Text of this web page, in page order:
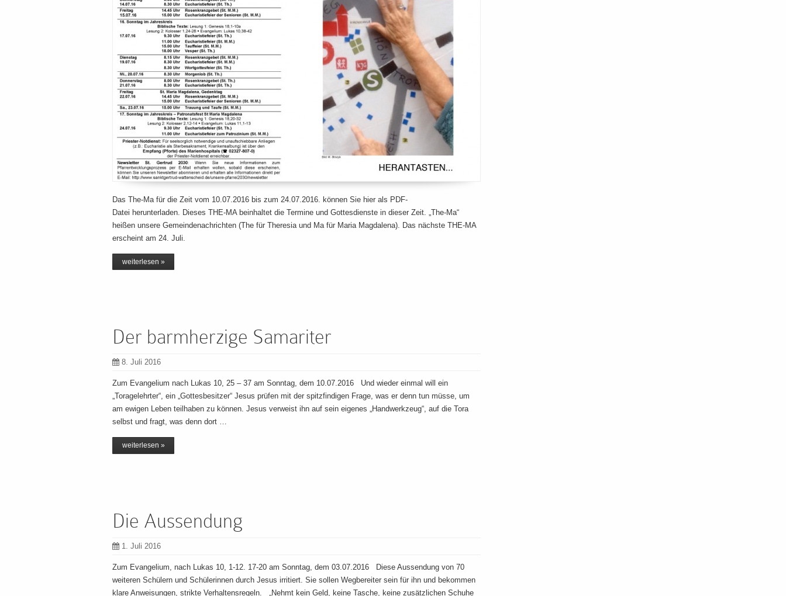
Das The-Ma für die Zeit vom 10.07.2016 bis zum 24.07.2016. können Sie hier als PDF-
Datei herunterladen. Dieses THE-MA beinhaltet die Termine und Gottesdienste in dieser Zeit. „The-Ma“
heißen unsere Gemeindenachrichten (The für Theresia und Ma für Maria Magdalena). Das nächste THE-MA
erscheint am 24. Juli.
weiterlesen »
Der barmherzige Samariter
8. Juli 2016
Zum Evangelium nach Lukas 10, 25 – 37 am Sonntag, dem 10.07.2016 Und wieder einmal will ein
„Toragelehrter“, ein „Gottesbesitzer“ Jesus prüfen mit der spitzfindigen Frage, was er denn tun müsse, um
am ewigen Leben teilhaben zu können. Jesus verweist ihn auf sein eigenes „Handwerkzeug“, auf die Tora
selbst und fragt, was denn dort …
weiterlesen »
Die Aussendung
1. Juli 2016
Zum Evangelium, nach Lukas 10, 1-12. 17-20 am Sonntag, dem 03.07.2016 Diese Aussendung von 70
weiteren Schülern und Schülerinnen durch Jesus irritiert. Sie sollen Wegbereiter sein für ihn und bekommen
klare Anweisungen, strikte Verhaltensregeln. „Nehmt kein Geld, keine Tasche, keine zusätzlichen Schuhe